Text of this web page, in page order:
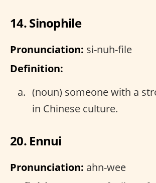
14. Sinophile
Pronunciation: si-nuh-file
Definition:
(noun) someone with a
in Chinese culture.
20. Ennui
Pronunciation: ahn-wee